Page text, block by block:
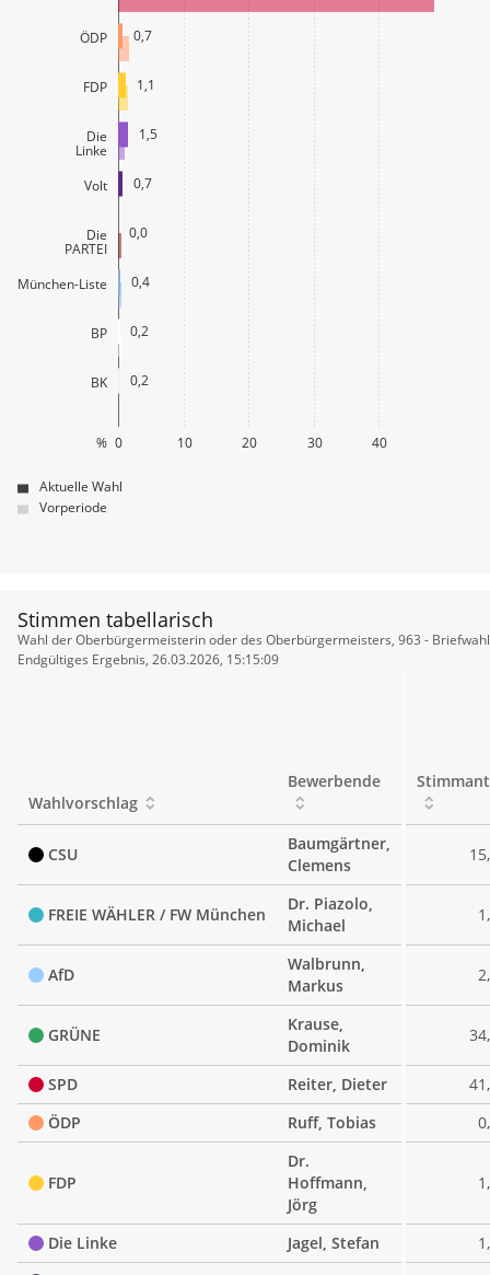
ÖDP
FDP
Die
Linke
Volt
Die
PARTEI
München-Liste
BP
BK
0 10 20 30 40
%
0,7
1,1
1,5
0,7
0,0
0,4
0,2
0,2
Aktuelle Wahl
Vorperiode
Stimmen tabellarisch
Stimmen
tabellarisch
Wahl der Oberbürgermeisterin oder des Oberbürgermeisters, 963 -
Endgültiges Ergebnis, 26.03.2026, 15:15:09
Wahlvorschlag
Bewerbende
CSU
Baumgärtner,
Clemens
FREIE WÄHLER / FW München
Dr. Piazolo,
Michael
AfD
Walbrunn,
Markus
GRÜNE
Krause,
Dominik
SPD Reiter, Dieter
ÖDP
Ruff, Tobias
FDP
Dr.
Hoffmann,
Jörg
Die Linke Jagel, Stefan